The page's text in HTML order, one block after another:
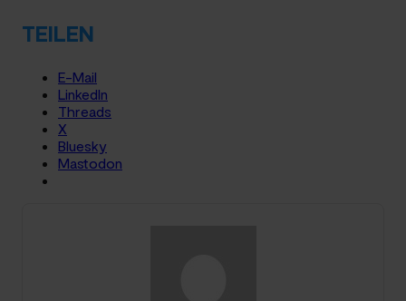
TEILEN
E-Mail
LinkedIn
Threads
X
Bluesky
Mastodon